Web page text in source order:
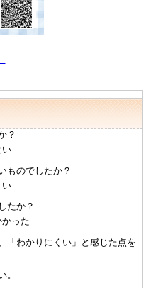
？
い
ものでしたか？
い
たか？
った
「わかりにくい」と感じた点を
。